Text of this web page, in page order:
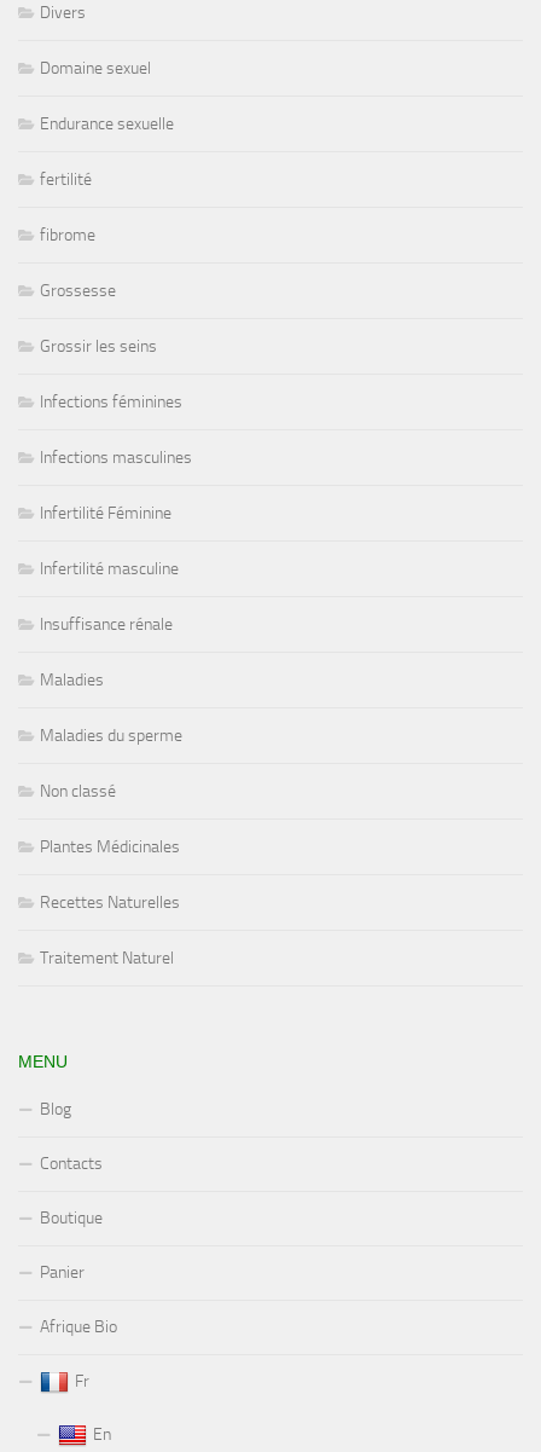
Divers
Domaine sexuel
Endurance sexuelle
fertilité
fibrome
Grossesse
Grossir les seins
Infections féminines
Infections masculines
Infertilité Féminine
Infertilité masculine
Insuffisance rénale
Maladies
Maladies du sperme
Non classé
Plantes Médicinales
Recettes Naturelles
Traitement Naturel
MENU
Blog
Contacts
Boutique
Panier
Afrique Bio
Fr
En